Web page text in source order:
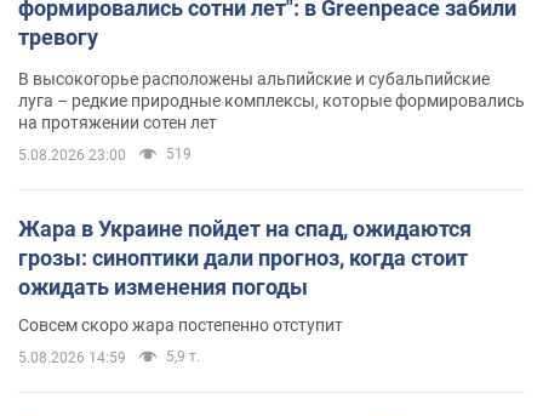
формировались сотни лет": в Greenpeace забили
тревогу
В высокогорье расположены альпийские и субальпийские
луга – редкие природные комплексы, которые формировались
на протяжении сотен лет
5.08.2026 23:00 519
Жара в Украине пойдет на спад, ожидаются
грозы: синоптики дали прогноз, когда стоит
ожидать изменения погоды
Совсем скоро жара постепенно отступит
5.08.2026 14:59 5,9 т.